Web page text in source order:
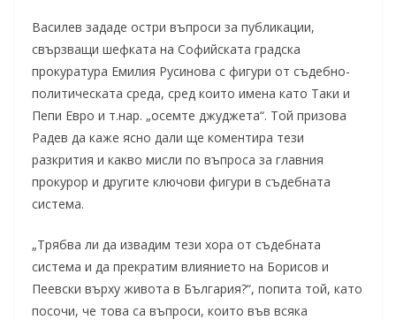
Василев зададе остри въпроси за публикации,
свързващи шефката на Софийската градска
прокуратура Емилия Русинова с фигури от съдебно-
политическата среда, сред които имена като Таки и
Пепи Евро и т.нар. „осемте джуджета“. Той призова
Радев да каже ясно дали ще коментира тези
разкрития и какво мисли по въпроса за главния
прокурор и другите ключови фигури в съдебната
система.
„Трябва ли да извадим тези хора от съдебната
система и да прекратим влиянието на Борисов и
Пеевски върху живота в България?“, попита той, като
посочи, че това са въпроси, които във всяка